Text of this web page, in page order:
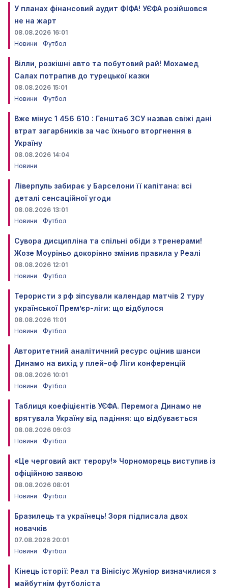
У планах фінансовий аудит ФІФА! УЄФА розійшовся
не на жарт
08.08.2026 16:01
Новини
Футбол
Вілли, розкішні авто та побутовий рай! Мохамед
Салах потрапив до турецької казки
08.08.2026 15:01
Новини
Футбол
Вже мінус 1 456 610 : Генштаб ЗСУ назвав свіжі дані
втрат загарбників за час їхнього вторгнення в
Україну
08.08.2026 14:04
Новини
Ліверпуль забирає у Барселони її капітана: всі
деталі сенсаційної угоди
08.08.2026 13:01
Новини
Футбол
Сувора дисципліна та спільні обіди з тренерами!
Жозе Моуріньо докорінно змінив правила у Реалі
08.08.2026 12:01
Новини
Футбол
Терористи з рф зіпсували календар матчів 2 туру
української Прем’єр-ліги: що відбулося
08.08.2026 11:01
Новини
Футбол
Авторитетний аналітичний ресурс оцінив шанси
Динамо на вихід у плей-оф Ліги конференцій
08.08.2026 10:01
Новини
Футбол
Таблиця коефіцієнтів УЄФА. Перемога Динамо не
врятувала Україну від падіння: що відбувається
08.08.2026 09:03
Новини
Футбол
«Це черговий акт терору!» Чорноморець виступив із
офіційною заявою
08.08.2026 08:01
Новини
Футбол
Бразилець та українець! Зоря підписала двох
новачків
07.08.2026 20:01
Новини
Футбол
Кінець історії: Реал та Вінісіус Жуніор визначилися з
майбутнім футболіста